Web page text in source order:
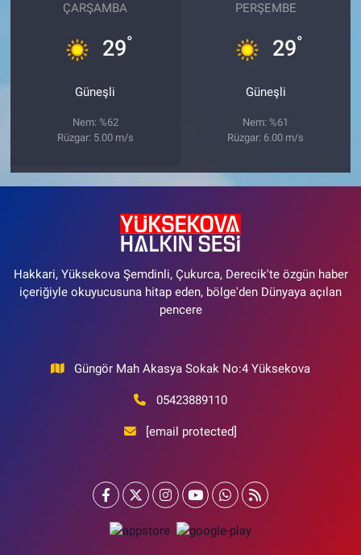
ÇARŞAMBA
29°
Güneşli
Nem: %62
Rüzgar: 5.00 m/s
PERŞEMBE
29°
Güneşli
Nem: %61
Rüzgar: 6.00 m/s
Hakkari, Yüksekova Şemdinli, Çukurca, Derecik'te özgün haber
içeriğiyle okuyucusuna hitap eden, bölge'den Dünyaya açılan
pencere
Güngör Mah Akasya Sokak No:4 Yüksekova
05423889110
[email protected]